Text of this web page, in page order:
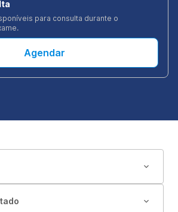
para consulta durante o
Agendar